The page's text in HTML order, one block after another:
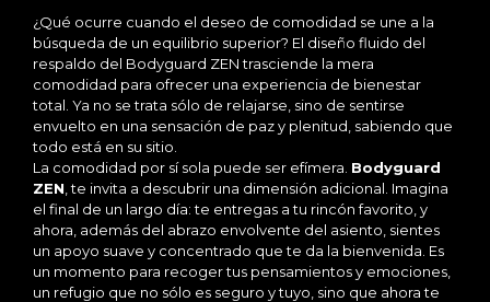
¿Qué ocurre cuando el deseo de comodidad se une a la
búsqueda de un equilibrio superior? El diseño fluido del
respaldo del Bodyguard ZEN trasciende la mera
comodidad para ofrecer una experiencia de bienestar
total. Ya no se trata sólo de relajarse, sino de sentirse
envuelto en una sensación de paz y plenitud, sabiendo que
todo está en su sitio.
La comodidad por sí sola puede ser efímera. Bodyguard
ZEN , te invita a descubrir una dimensión adicional. Imagina
el final de un largo día: te entregas a tu rincón favorito, y
ahora, además del abrazo envolvente del asiento, sientes
un apoyo suave y concentrado que te da la bienvenida. Es
un momento para recoger tus pensamientos y emociones,
un refugio que no sólo es seguro y tuyo, sino que ahora te